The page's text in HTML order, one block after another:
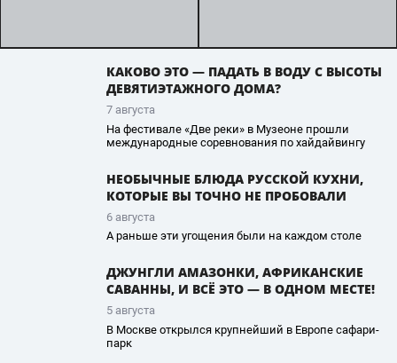
КАКОВО ЭТО — ПАДАТЬ В ВОДУ С ВЫСОТЫ
ДЕВЯТИЭТАЖНОГО ДОМА?
7 августа
На фестивале «Две реки» в Музеоне прошли
международные соревнования по хайдайвингу
НЕОБЫЧНЫЕ БЛЮДА РУССКОЙ КУХНИ,
КОТОРЫЕ ВЫ ТОЧНО НЕ ПРОБОВАЛИ
6 августа
А раньше эти угощения были на каждом столе
ДЖУНГЛИ АМАЗОНКИ, АФРИКАНСКИЕ
САВАННЫ, И ВСЁ ЭТО — В ОДНОМ МЕСТЕ!
5 августа
В Москве открылся крупнейший в Европе сафари-
парк